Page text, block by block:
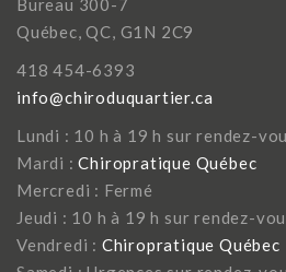
Bureau 300-7
Québec, QC, G1N 2C9
418 454-6393
info@chiroduquartier.ca
Lundi : 10 h à 19 h sur rendez-
Mardi :Chiropratique Québec
Mercredi : Fermé
Jeudi : 10 h à 19 h sur rendez-
Vendredi : Chiropratique Québec